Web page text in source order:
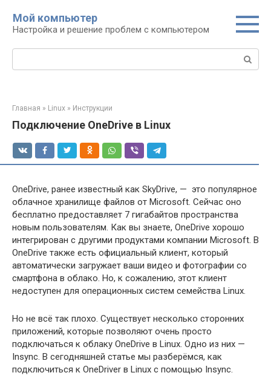
контенту
Мой компьютер
Настройка и решение проблем с компьютером
Поиск:
Главная » Linux » Инструкции
Подключение OneDrive в Linux
OneDrive, ранее известный как SkyDrive, — это популярное
облачное хранилище файлов от Microsoft. Сейчас оно
бесплатно предоставляет 7 гигабайтов пространства
новым пользователям. Как вы знаете, OneDrive хорошо
интегрирован с другими продуктами компании Microsoft. В
OneDrive также есть официальный клиент, который
автоматически загружает ваши видео и фотографии со
смартфона в облако. Но, к сожалению, этот клиент
недоступен для операционных систем семейства Linux.
Но не всё так плохо. Существует несколько сторонних
приложений, которые позволяют очень просто
подключаться к облаку OneDrive в Linux. Одно из них —
Insync. В сегодняшней статье мы разберёмся, как
подключиться к OneDriver в Linux с помощью Insync.